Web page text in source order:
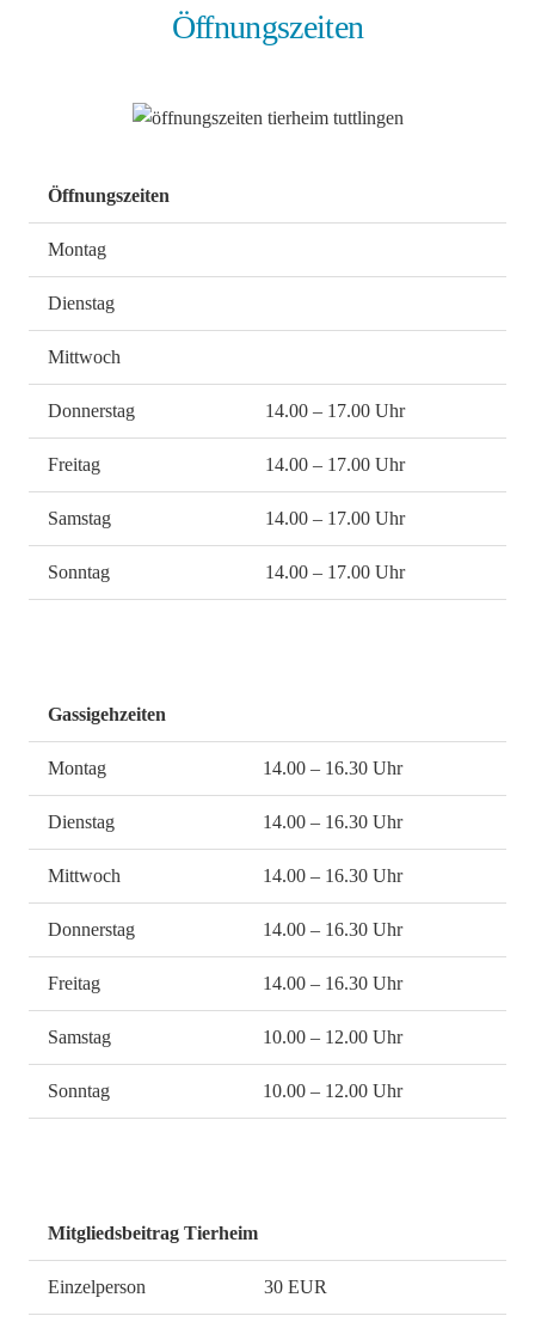
Öffnungszeiten
Öffnungszeiten
Montag
Dienstag
Mittwoch
Donnerstag 14.00 – 17.00 Uhr
Freitag 14.00 – 17.00 Uhr
Samstag 14.00 – 17.00 Uhr
Sonntag 14.00 – 17.00 Uhr
Gassigehzeiten
Montag 14.00 – 16.30 Uhr
Dienstag 14.00 – 16.30 Uhr
Mittwoch 14.00 – 16.30 Uhr
Donnerstag 14.00 – 16.30 Uhr
Freitag 14.00 – 16.30 Uhr
Samstag 10.00 – 12.00 Uhr
Sonntag 10.00 – 12.00 Uhr
Mitgliedsbeitrag Tierheim
Einzelperson 30 EUR